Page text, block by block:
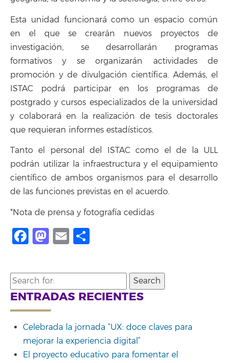
Esta unidad funcionará como un espacio común
en el que se crearán nuevos proyectos de
investigación, se desarrollarán programas
formativos y se organizarán actividades de
promoción y de divulgación científica. Además, el
ISTAC podrá participar en los programas de
postgrado y cursos especializados de la universidad
y colaborará en la realización de tesis doctorales
que requieran informes estadísticos.
Tanto el personal del ISTAC como el de la ULL
podrán utilizar la infraestructura y el equipamiento
científico de ambos organismos para el desarrollo
de las funciones previstas en el acuerdo.
*Nota de prensa y fotografía cedidas
Facebook
Mastodon
Email
Search
for:
ENTRADAS RECIENTES
Celebrada la jornada “UX: doce claves para
mejorar la experiencia digital”
El proyecto educativo para fomentar el